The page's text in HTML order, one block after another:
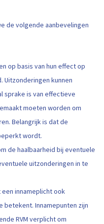
de volgende aanbevelingen
op basis van hun effect op
kunnen
sprake is van effectieve
moeten worden om
Belangrijk is dat de
wordt.
de haalbaarheid bij eventuele
uitzonderingen in te
innameplicht ook
betekent. Innamepunten zijn
RVM verplicht om